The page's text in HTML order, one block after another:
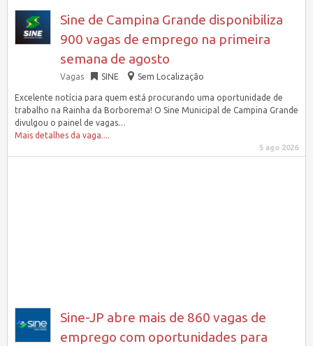
Sine de Campina Grande disponibiliza
900 vagas de emprego na primeira
semana de agosto
Vagas SINE Sem Localização
Excelente notícia para quem está procurando uma oportunidade de
trabalho na Rainha da Borborema! O Sine Municipal de Campina Grande
divulgou o painel de vagas…
Mais detalhes da vaga....
5 ago 2026
Sine-JP abre mais de 860 vagas de
emprego com oportunidades para